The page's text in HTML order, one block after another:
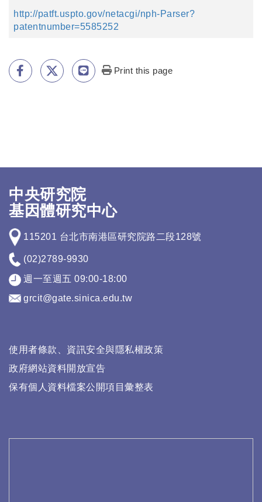
http://patft.uspto.gov/netacgi/nph-Parser?
patentnumber=5585252
Print this page
中央研究院
基因體研究中心
115201 台北市南港區研究院路二段128號
(02)2789-9930
週一至週五 09:00-18:00
grcit@gate.sinica.edu.tw
使用者條款、資訊安全與隱私權政策
政府網站資料開放宣告
保有個人資料檔案公開項目彙整表